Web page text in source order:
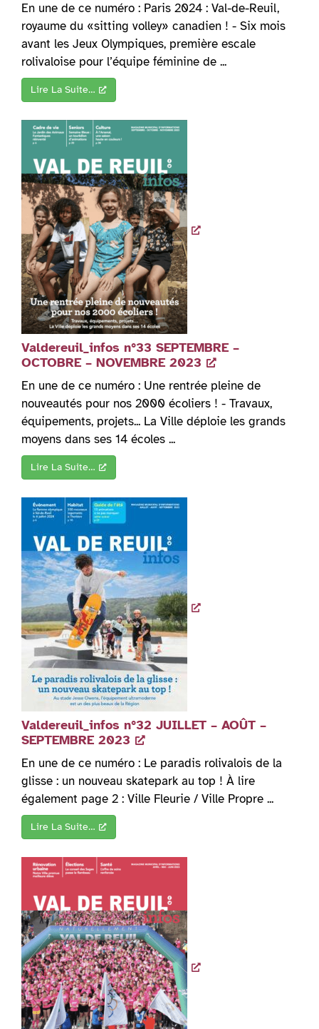
En une de ce numéro : Paris 2024 : Val-de-Reuil,
royaume du «sitting volley» canadien ! - Six mois
avant les Jeux Olympiques, première escale
rolivaloise pour l’équipe féminine de ...
Lire La Suite…
Valdereuil_infos n°33 SEPTEMBRE –
OCTOBRE – NOVEMBRE 2023
En une de ce numéro : Une rentrée pleine de
nouveautés pour nos 2000 écoliers ! - Travaux,
équipements, projets... La Ville déploie les grands
moyens dans ses 14 écoles ...
Lire La Suite…
Valdereuil_infos n°32 JUILLET – AOÛT –
SEPTEMBRE 2023
En une de ce numéro : Le paradis rolivalois de la
glisse : un nouveau skatepark au top ! À lire
également page 2 : Ville Fleurie / Ville Propre ...
Lire La Suite…